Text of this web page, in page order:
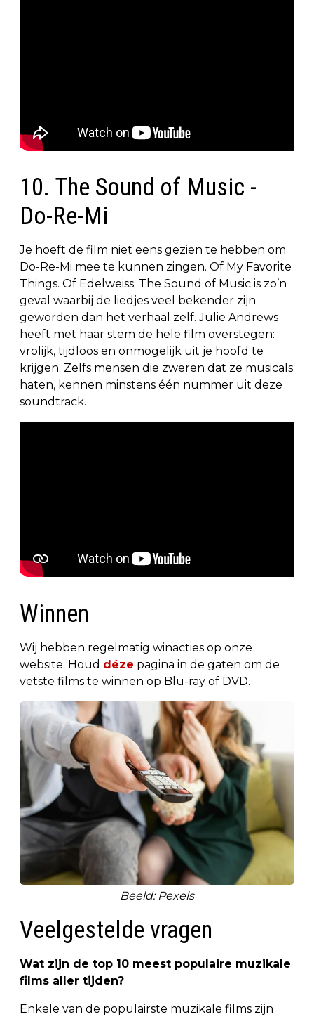
10. The Sound of Music -
Do-Re-Mi
Je hoeft de film niet eens gezien te hebben om
Do-Re-Mi mee te kunnen zingen. Of My Favorite
Things. Of Edelweiss. The Sound of Music is zo’n
geval waarbij de liedjes veel bekender zijn
geworden dan het verhaal zelf. Julie Andrews
heeft met haar stem de hele film overstegen:
vrolijk, tijdloos en onmogelijk uit je hoofd te
krijgen. Zelfs mensen die zweren dat ze musicals
haten, kennen minstens één nummer uit deze
soundtrack.
Winnen
Wij hebben regelmatig winacties op onze
website. Houd déze pagina in de gaten om de
vetste films te winnen op Blu-ray of DVD.
Beeld: Pexels
Veelgestelde vragen
Wat zijn de top 10 meest populaire muzikale
films aller tijden?
Enkele van de populairste muzikale films zijn